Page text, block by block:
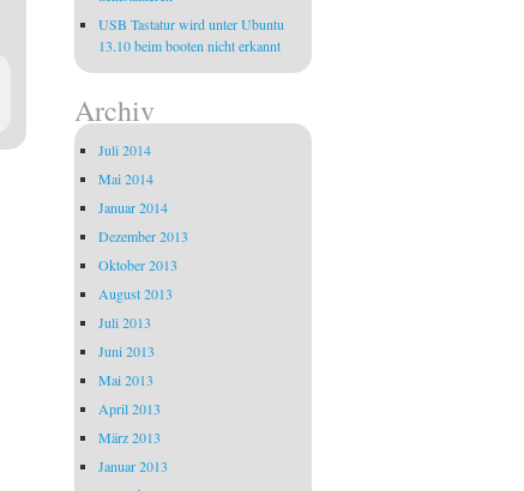
USB Tastatur wird unter Ubuntu
13.10 beim booten nicht erkannt
Archiv
Juli 2014
Mai 2014
Januar 2014
Dezember 2013
Oktober 2013
August 2013
Juli 2013
Juni 2013
Mai 2013
April 2013
März 2013
Januar 2013